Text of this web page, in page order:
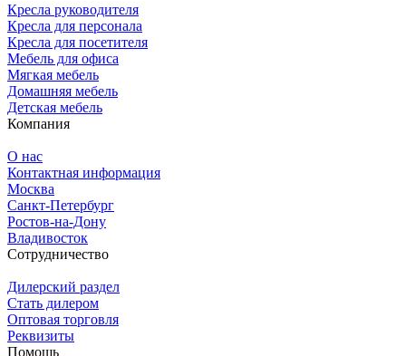
Кресла руководителя
Кресла для персонала
Кресла для посетителя
Мебель для офиса
Мягкая мебель
Домашняя мебель
Детская мебель
Компания
О нас
Контактная информация
Москва
Санкт-Петербург
Ростов-на-Дону
Владивосток
Сотрудничество
Дилерский раздел
Стать дилером
Оптовая торговля
Реквизиты
Помощь